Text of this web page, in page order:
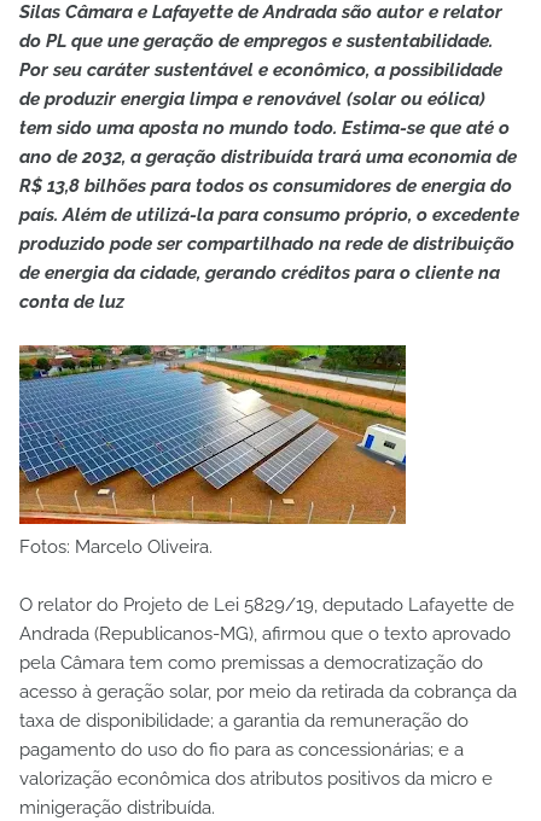
Silas Câmara e Lafayette de Andrada são autor e relator
do PL que une geração de empregos e sustentabilidade.
Por seu caráter sustentável e econômico, a possibilidade
de produzir energia limpa e renovável (solar ou eólica)
tem sido uma aposta no mundo todo. Estima-se que até o
ano de 2032, a geração distribuída trará uma economia de
R$ 13,8 bilhões para todos os consumidores de energia do
país. Além de utilizá-la para consumo próprio, o excedente
produzido pode ser compartilhado na rede de distribuição
de energia da cidade, gerando créditos para o cliente na
conta de luz
Fotos: Marcelo Oliveira.
O relator do Projeto de Lei 5829/19, deputado Lafayette de
Andrada (Republicanos-MG), afirmou que o texto aprovado
pela Câmara tem como premissas a democratização do
acesso à geração solar, por meio da retirada da cobrança da
taxa de disponibilidade; a garantia da remuneração do
pagamento do uso do fio para as concessionárias; e a
valorização econômica dos atributos positivos da micro e
minigeração distribuída.